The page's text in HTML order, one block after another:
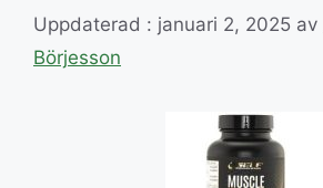
Uppdaterad : januari 2, 2025 av
Börjesson